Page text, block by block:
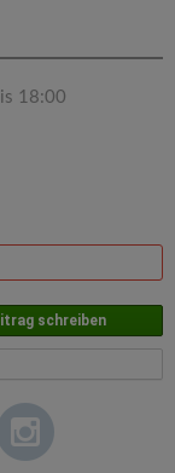
18:00
schreiben